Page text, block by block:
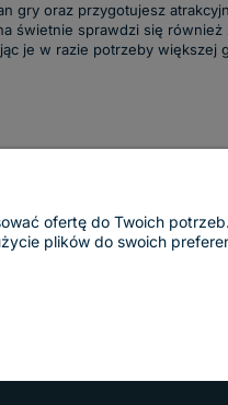
gry oraz przygotujesz
świetnie sprawdzi się również
je w razie potrzeby większej
ofertę do Twoich
plików do swoich